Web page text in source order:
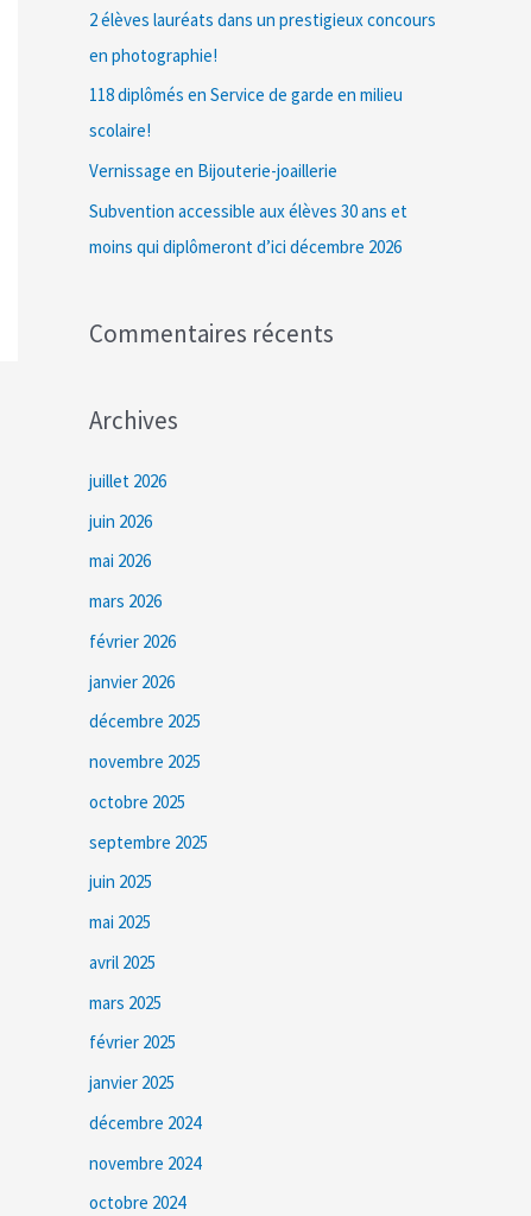
2 élèves lauréats dans un prestigieux concours
en photographie!
118 diplômés en Service de garde en milieu
scolaire!
Vernissage en Bijouterie-joaillerie
Subvention accessible aux élèves 30 ans et
moins qui diplômeront d’ici décembre 2026
Commentaires récents
Archives
juillet 2026
juin 2026
mai 2026
mars 2026
février 2026
janvier 2026
décembre 2025
novembre 2025
octobre 2025
septembre 2025
juin 2025
mai 2025
avril 2025
mars 2025
février 2025
janvier 2025
décembre 2024
novembre 2024
octobre 2024